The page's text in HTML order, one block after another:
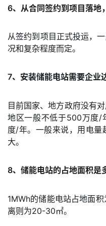
6、从合同签约到项目落地
从签约到项目正式投运，
况和复杂程度而定。
7、安装储能电站需要企业
目前国家、地方政府没有
地区一般不低于500万度/
度/年。一般来说，用电量
大。
8、储能电站的占地面积是
1MWh的储能电站占地面
离则为20-30㎡。